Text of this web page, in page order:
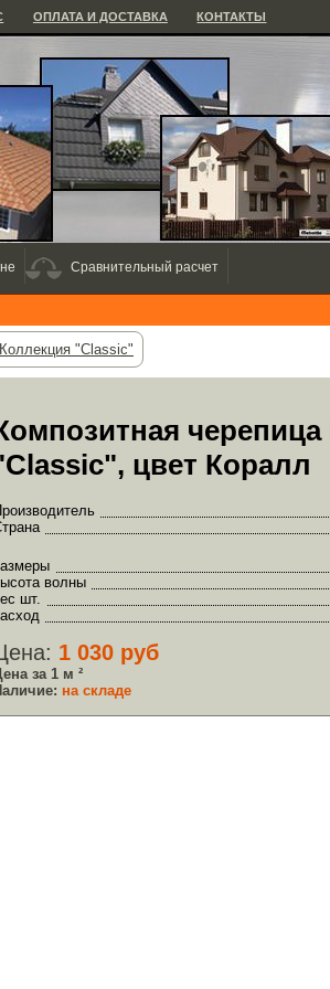
ОПЛАТА И ДОСТАВКА КОНТАКТЫ
Коллекция "Classic"
цвет Коралл
волны
шт.
1 030 руб
за 1 м ²
на складе
Сравнительный расчет